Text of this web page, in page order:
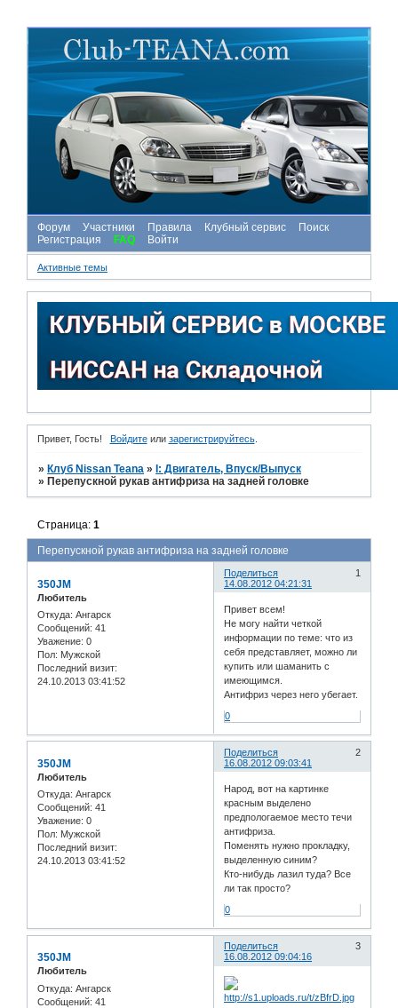
Форум Участники Правила Клубный сервис
Поиск
Регистрация
FAQ Войти
Активные темы
Привет, Гость! Войдитеили зарегистрируйтесь.
» Клуб Nissan Teana » I: Двигатель, Впуск/Выпуск
» Перепускной рукав антифриза на задней головке
Перепускной рукав антифриза на задней головке
Страница:1
Поделиться
1
14.08.2012 04:21:31
350JM
Любитель
Откуда: Ангарск
Сообщений: 41
Уважение: 0
Пол: Мужской
Последний визит:
24.10.2013 03:41:52
Привет всем!
Не могу найти четкой
информации по теме: что из
себя представляет, можно ли
купить или шаманить с
имеющимся.
Антифриз через него убегает.
0
Поделиться
2
16.08.2012 09:03:41
350JM
Любитель
Откуда: Ангарск
Сообщений: 41
Уважение: 0
Пол: Мужской
Последний визит:
24.10.2013 03:41:52
Народ, вот на картинке
красным выделено
предпологаемое место течи
антифриза.
Поменять нужно прокладку,
выделенную синим?
Кто-нибудь лазил туда? Все
ли так просто?
0
Поделиться
3
16.08.2012 09:04:16
350JM
Любитель
Откуда: Ангарск
Сообщений: 41